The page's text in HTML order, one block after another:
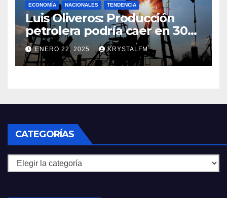
ECONOMÍA NACIONALES TENDENCIA
Luis Oliveros: Producción
petrolera podría caer en 30%
si EEUU elimina las licencias a
Venezuela
ENERO 22, 2025 KRYSTALFM
CATEGORÍAS
Categorías